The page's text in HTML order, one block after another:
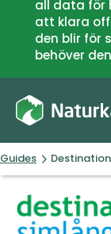
all data för
att klara
den blir för
behöver
Guides